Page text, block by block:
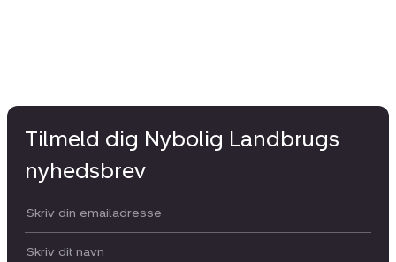
Tilmeld dig Nybolig Landbrugs
nyhedsbrev
Din email:
Dit navn: